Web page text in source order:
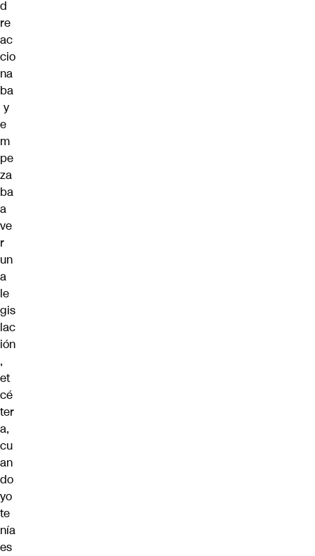
d
re
ac
cio
na
ba
y
e
m
pe
za
ba
a
ve
r
un
a
le
gis
lac
ión
,
et
cé
ter
a,
cu
an
do
yo
te
nía
es